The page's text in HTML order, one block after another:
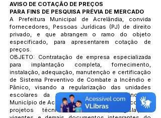
AVISO DE COTAÇÃO DE PREÇOS
PARA FINS DE PESQUISA PRÉVIA DE MERCADO
A Prefeitura Municipal de Acrelândia, convida
fornecedores, Pessoas Jurídicas (PJ) de direito
privado, e que abrangem o ramo do objeto
especificado, para apresentarem cotação de
preços.
OBJETO: Contratação de empresa especializada
para implantação completa, fornecimento,
instalação, adequação, manutenção e certificação
de Sistema Preventivo de Combate a Incêndio e
Pânico, visando a regularização das unidades
escolares da rede municipal de ensino do
Município de Acrelândia, em conformidade com os
projetos técnicos elaborados, legislações